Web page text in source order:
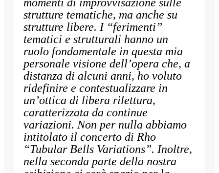
strutture tematiche, ma anche su
strutture libere. I “ferimenti”
tematici e strutturali hanno un
ruolo fondamentale in questa mia
personale visione dell’opera che, a
distanza di alcuni anni, ho voluto
ridefinire e contestualizzare in
un’ottica di libera rilettura,
caratterizzata da continue
variazioni. Non per nulla abbiamo
intitolato il concerto di Rho
“Tubular Bells Variations”. Inoltre,
nella seconda parte della nostra